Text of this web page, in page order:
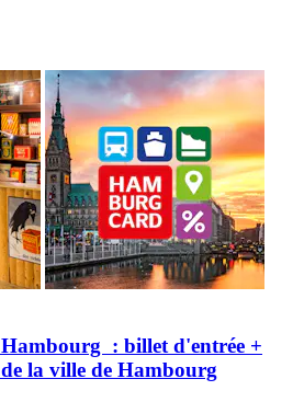
Hambourg : billet d'entrée +
la ville de Hambourg